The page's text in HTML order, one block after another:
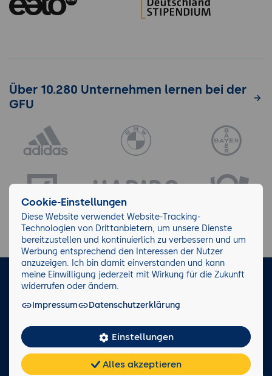
Über 10.280 Unternehmen lernen bei der
GFU
LinkedIn Facebook
Facts
0221 82 80 90
Rückruf anfordern
Cookie-Einstellungen
Diese Website verwendet Website-Tracking-
Technologien von Drittanbietern, um unsere Dienste
bereitzustellen und kontinuierlich zu verbessern und um
Werbung entsprechend den Interessen der Nutzer
anzuzeigen. Ich bin damit einverstanden und kann
meine Einwilligung jederzeit mit Wirkung für die Zukunft
widerrufen oder ändern.
Impressum
Datenschutzerklärung
Einstellungen
Alles akzeptieren